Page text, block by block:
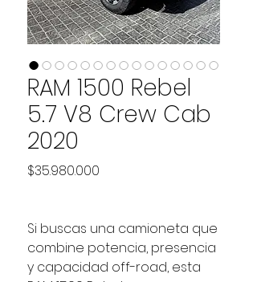
RAM 1500 Rebel
5.7 V8 Crew Cab
2020
$35.980.000
Si buscas una camioneta que
combine potencia, presencia
y capacidad off-road, esta